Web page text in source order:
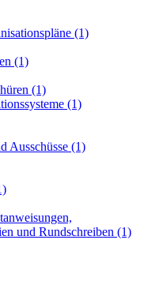
(1)
(1)
(1)
(1)
Ausschüsse (1)
und Rundschreiben (1)